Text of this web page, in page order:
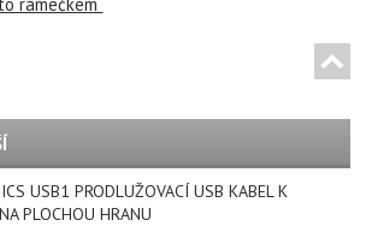
USB1 PRODLUŽOVACÍ USB KABEL K
PLOCHOU HRANU